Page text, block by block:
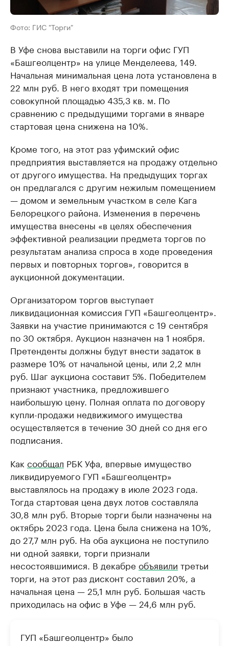
Фото: ГИС "Торги"
В Уфе снова выставили на торги офис ГУП
«Башгеолцентр» на улице Менделеева, 149.
Начальная минимальная цена лота установлена в
22 млн руб. В него входят три помещения
совокупной площадью 435,3 кв. м. По
сравнению с предыдущими торгами в январе
стартовая цена снижена на 10%.
Кроме того, на этот раз уфимский офис
предприятия выставляется на продажу отдельно
от другого имущества. На предыдущих торгах
он предлагался с другим нежилым помещением
— домом и земельным участком в селе Кага
Белорецкого района. Изменения в перечень
имущества внесены «в целях обеспечения
эффективной реализации предмета торгов по
результатам анализа спроса в ходе проведения
первых и повторных торгов», говорится в
аукционной документации.
Организатором торгов выступает
ликвидационная комиссия ГУП «Башгеолцентр».
Заявки на участие принимаются с 19 сентября
по 30 октября. Аукцион назначен на 1 ноября.
Претенденты должны будут внести задаток в
размере 10% от начальной цены, или 2,2 млн
руб. Шаг аукциона составит 5%. Победителем
признают участника, предложившего
наибольшую цену. Полная оплата по договору
купли-продажи недвижимого имущества
осуществляется в течение 30 дней со дня его
подписания.
Как сообщал РБК Уфа, впервые имущество
ликвидируемого ГУП «Башгеолцентр»
выставлялось на продажу в июле 2023 года.
Тогда стартовая цена двух лотов составляла
30,8 млн руб. Вторые торги были назначены на
октябрь 2023 года. Цена была снижена на 10%,
до 27,7 млн руб. На оба аукциона не поступило
ни одной заявки, торги признали
несостоявшимися. В декабре объявили третьи
торги, на этот раз дисконт составил 20%, а
начальная цена — 25,1 млн руб. Большая часть
приходилась на офис в Уфе — 24,6 млн руб.
ГУП «Башгеолцентр» было